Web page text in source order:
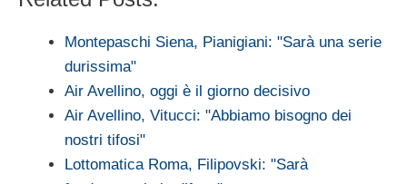
Montepaschi Siena, Pianigiani: "Sarà una serie
durissima"
Air Avellino, oggi è il giorno decisivo
Air Avellino, Vitucci: "Abbiamo bisogno dei
nostri tifosi"
Lottomatica Roma, Filipovski: "Sarà